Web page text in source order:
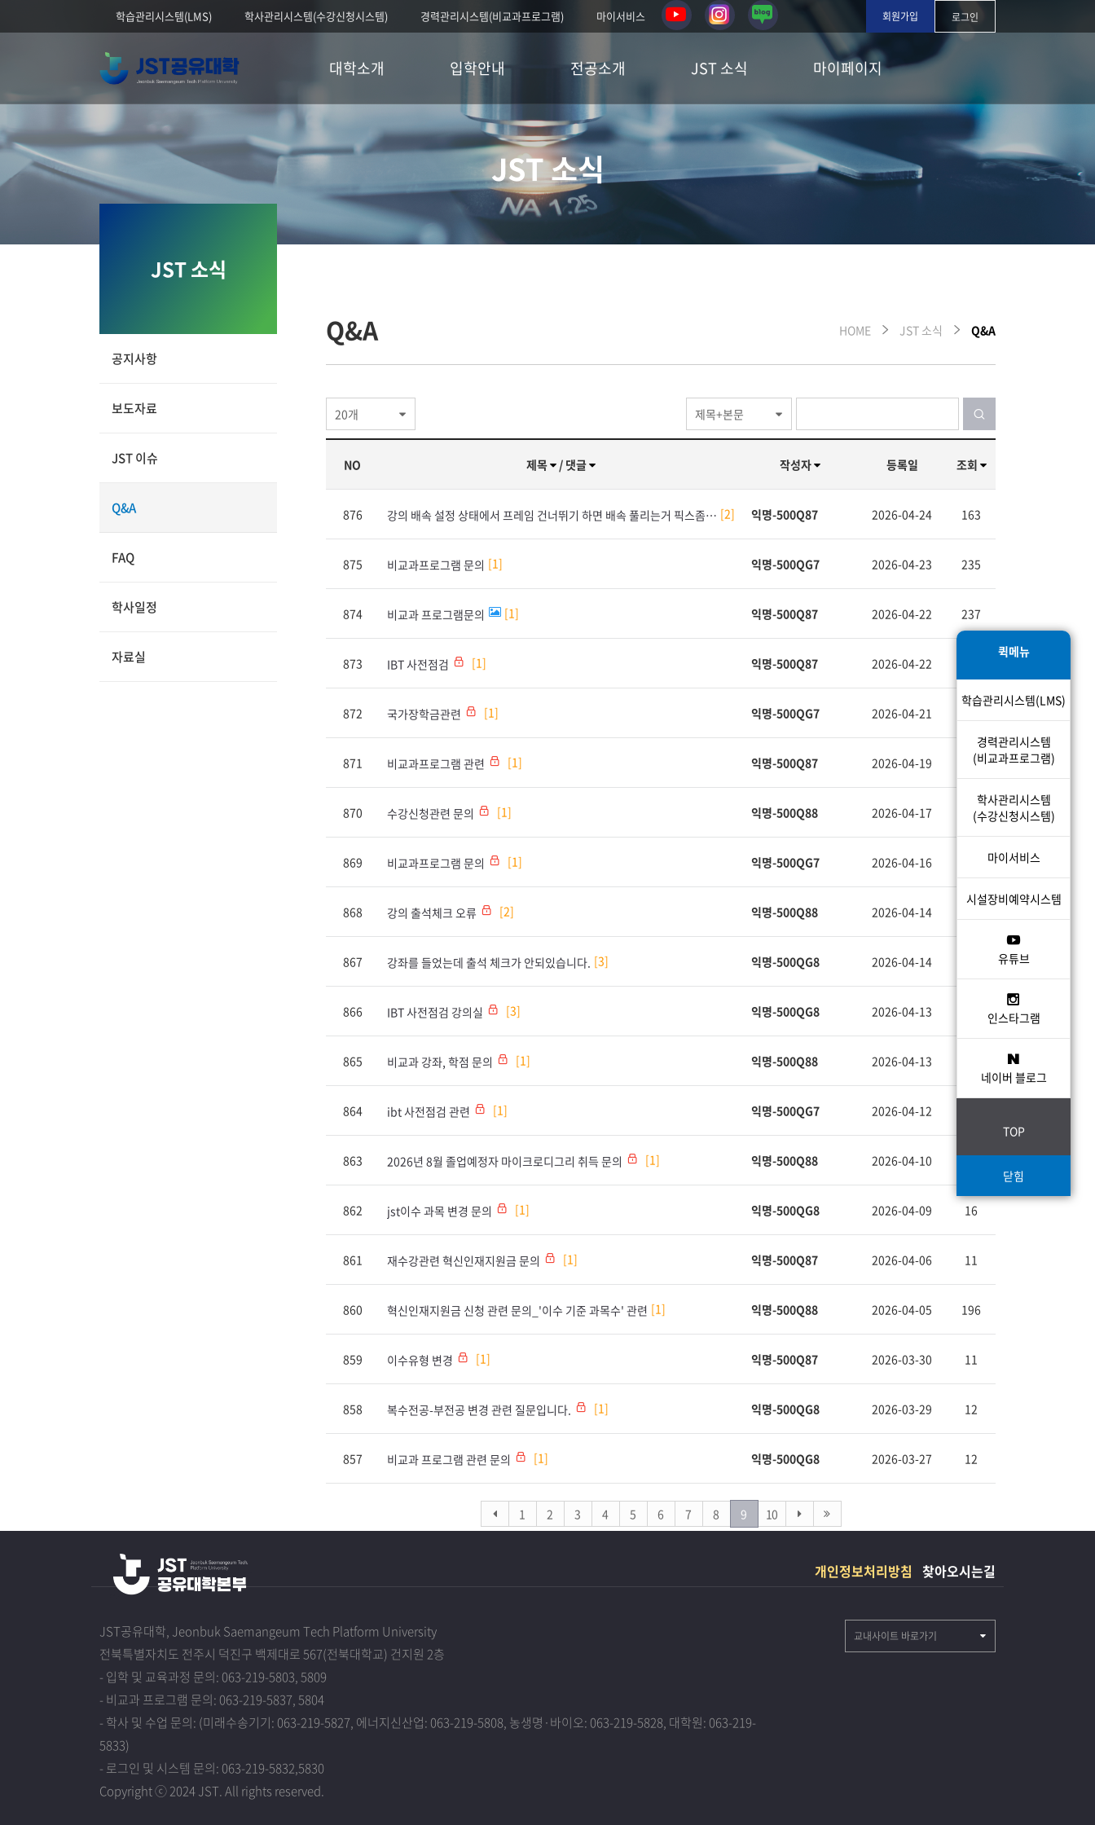
학습관리시스템(LMS) 학사관리시스템(수강신청시스템) 경력관리시스템(비교과프로그램) 마이서비스 회원가입 로그인
대학소개 입학안내 전공소개 JST 소식 마이페이지
JST 소식
JST 소식
공지사항
보도자료
JST 이슈
Q&A
FAQ
학사일정
자료실
Q&A HOME JST 소식 Q&A
20개 제목+본문
NO 제목 / 댓글 작성자 등록일 조회
876 2
강의 배속 설정 상태에서 프레임 건너뛰기 하면 배속 풀리는거 픽스좀 해주세요 익명-500Q87 2026-04-24 163
875 1
비교과프로그램 문의 익명-500QG7 2026-04-23 235
874 1
비교과 프로그램문의 익명-500Q87 2026-04-22 237
873 1
IBT 사전점검 익명-500Q87 2026-04-22
872 1
국가장학금관련 익명-500QG7 2026-04-21
871 1
비교과프로그램 관련 익명-500Q87 2026-04-19 11
870 1
수강신청관련 문의 익명-500Q88 2026-04-17 9
869 1
비교과프로그램 문의 익명-500QG7 2026-04-16
868 2
강의 출석체크 오류 익명-500Q88 2026-04-14
867 3
강좌를 들었는데 출석 체크가 안되있습니다. 익명-500QG8 2026-04-14
866 3
IBT 사전점검 강의실 익명-500QG8 2026-04-13
865 1
비교과 강좌, 학점 문의 익명-500Q88 2026-04-13
864 1
ibt 사전점검 관련 익명-500QG7 2026-04-12
863 1
2026년 8월 졸업예정자 마이크로디그리 취득 문의 익명-500Q88 2026-04-10 10
862 1
jst이수 과목 변경 문의 익명-500QG8 2026-04-09 16
861 1
재수강관련 혁신인재지원금 문의 익명-500Q87 2026-04-06 11
860 1
혁신인재지원금 신청 관련 문의_'이수 기준 과목수' 관련 익명-500Q88 2026-04-05 196
859 1
이수유형 변경 익명-500Q87 2026-03-30 11
858 1
복수전공-부전공 변경 관련 질문입니다. 익명-500QG8 2026-03-29 12
857 1
비교과 프로그램 관련 문의 익명-500QG8 2026-03-27 12
1 2 3 4 5 6 7 8 9 10
개인정보처리방침 찾아오시는길
JST공유대학, Jeonbuk Saemangeum Tech Platform University
전북특별자치도 전주시 덕진구 백제대로 567(전북대학교) 건지원 2층
- 입학 및 교육과정 문의: 063-219-5803, 5809
- 비교과 프로그램 문의: 063-219-5837, 5804
- 학사 및 수업 문의: (미래수송기기: 063-219-5827, 에너지신산업: 063-219-5808, 농생명·바이오: 063-219-5828, 대학원: 063-219-
5833)
- 로그인 및 시스템 문의: 063-219-5832,5830
Copyright ⓒ 2024 JST. All rights reserved.
교내사이트 바로가기
퀵메뉴
학습관리시스템(LMS)
경력관리시스템
(비교과프로그램)
학사관리시스템
(수강신청시스템)
마이서비스
시설장비예약시스템
유튜브
인스타그램
네이버 블로그
TOP
닫힘